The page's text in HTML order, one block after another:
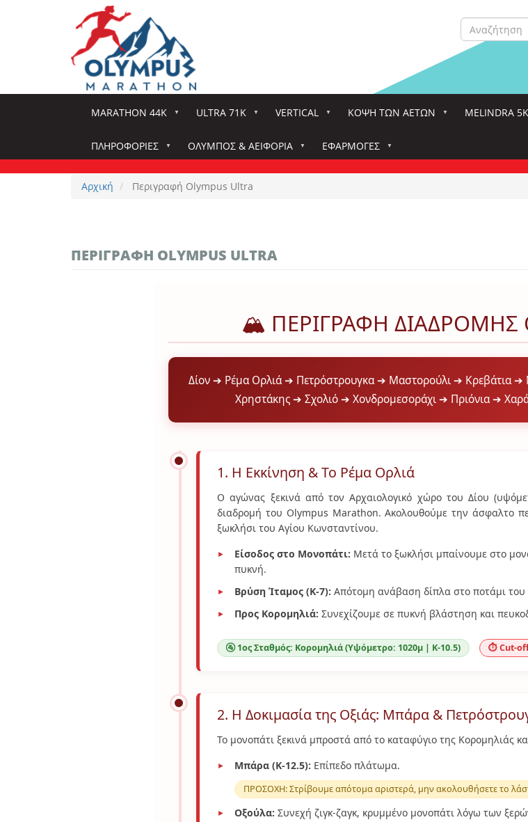
Search
Αναζήτηση
MARATHON 44K ULTRA 71K VERTICAL ΚΌΨΗ ΤΩΝ ΑΕΤΏΝ MELINDRA 5K
ΠΛΗΡΟΦΟΡΊΕΣ ΌΛΥΜΠΟΣ & ΑΕΙΦΟΡΊΑ
ΕΦΑΡΜΟΓΈΣ
Αρχική
Περιγραφή Olympus Ultra
ΠΕΡΙΓΡΑΦΉ OLYMPUS ULTRA
🏔️ ΠΕΡΙΓΡΑΦΗ ΔΙΑΔΡΟΜΗΣ
Δίον ➔ Ρέμα Ορλιά ➔ Πετρόστρουγκα ➔ Μαστορούλι ➔ Κρεβάτια
Χρηστάκης ➔ Σχολιό ➔ Χονδρομεσοράχι ➔ Πριόνια ➔
1. Η Εκκίνηση & Το Ρέμα Ορλιά
Ο αγώνας ξεκινά από τον Αρχαιολογικό χώρο του Δίου
διαδρομή του Olympus Marathon. Ακολουθούμε την άσφαλτο
ξωκλήσι του Αγίου Κωνσταντίνου.
Είσοδος στο Μονοπάτι: Μετά το ξωκλήσι μπαίνουμε στο
πυκνή.
Βρύση Ίταμος (Κ-7): Απότομη ανάβαση δίπλα στο ποτάμι
Προς Κορομηλιά: Συνεχίζουμε σε πυκνή βλάστηση και
🚰 1ος Σταθμός: Κορομηλιά (Υψόμετρο: 1020μ | Κ-10.5) ⏱️ Cut-
2. Η Δοκιμασία της Οξιάς: Μπάρα &
Το μονοπάτι ξεκινά μπροστά από το καταφύγιο της Κορομηλιάς
Μπάρα (Κ-12.5): Επίπεδο πλάτωμα.
ΠΡΟΣΟΧΗ: Στρίβουμε απότομα αριστερά, μην ακολουθήσετε το
Οξούλα: Συνεχή ζιγκ-ζαγκ, κρυμμένο μονοπάτι λόγω των